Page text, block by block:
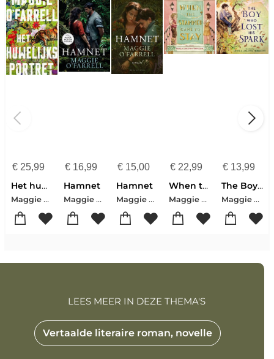
€25,99
Het huwelijksportret
Maggie O'Farrell
€16,99
Hamnet
Maggie O'Farrell
€ 15,00
Hamnet
Maggie O'Farrell
€ 22,99
When the Stammer Came to Stay
Maggie O'Farrell
€ 13,99
The Boy Who Lost His Spark
Maggie O'Farrell
Vertaalde literaire roman, novelle
LEES MEER IN DEZE THEMA'S